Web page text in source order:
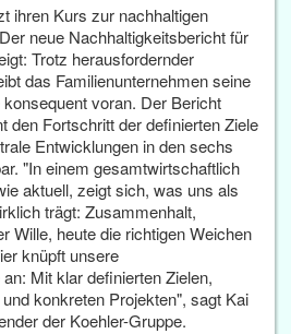
ihren Kurs zur nachhaltigen
neue Nachhaltigkeitsbericht für
Trotz herausfordernder
das Familienunternehmen seine
voran. Der Bericht
den Fortschritt der definierten Ziele
Entwicklungen in den sechs
"In einem gesamtwirtschaftlich
aktuell, zeigt sich, was uns als
trägt: Zusammenhalt,
Wille, heute die richtigen Weichen
knüpft unsere
Mit klar definierten Zielen,
konkreten Projekten", sagt Kai
der Koehler-Gruppe.